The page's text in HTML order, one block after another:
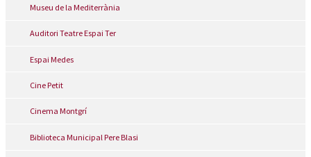
Museu de la Mediterrània
Auditori Teatre Espai Ter
Espai Medes
Cine Petit
Cinema Montgrí
Biblioteca Municipal Pere Blasi